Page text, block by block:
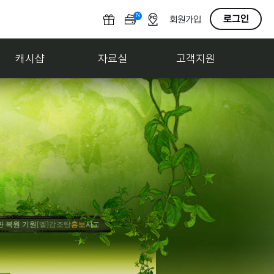
N
F
회원가입 로그인
캐시샵 자료실 고객지원
원[엘]감조탕홍보사고팔기 게시판 만들어줘[엘]감조탕축하게임 내 게시판 만들어줘